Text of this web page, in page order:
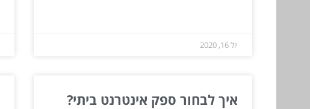
יול 16, 2020
איך לבחור ספק אינטרנט ביתי?